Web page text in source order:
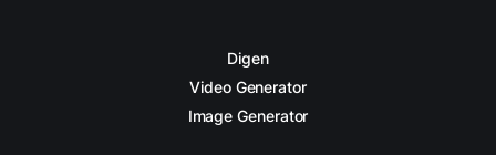
Digen
Video Generator
Image Generator